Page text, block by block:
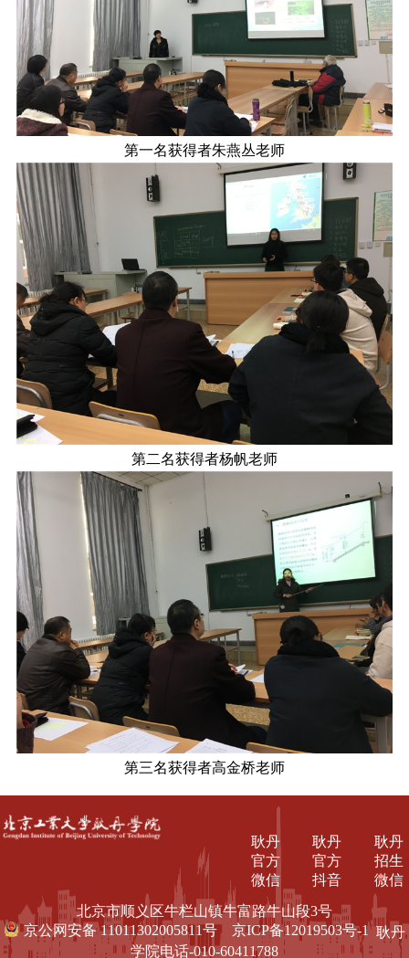
第一名获得者朱燕丛老师
第二名获得者杨帆老师
第三名获得者高金桥老师
耿丹
招生
微信
耿丹
官方
抖音
耿丹
官方
微信
北京市顺义区牛栏山镇牛富路牛山段3号
京公网安备 11011302005811号
京ICP备12019503号-1耿丹
学院电话-010-60411788